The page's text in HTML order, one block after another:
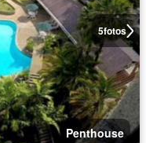
5fotos
Penthouse